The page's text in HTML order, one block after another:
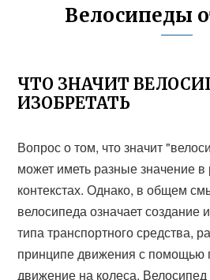
Велосипеды
ЧТО ЗНАЧИТ
ИЗОБРЕТАТЬ
Вопрос о том, что значит
может иметь разные значение
контекстах. Однако, в общем
велосипеда означает создание
типа транспортного средства,
принципе движения с помощью
движение на колеса.